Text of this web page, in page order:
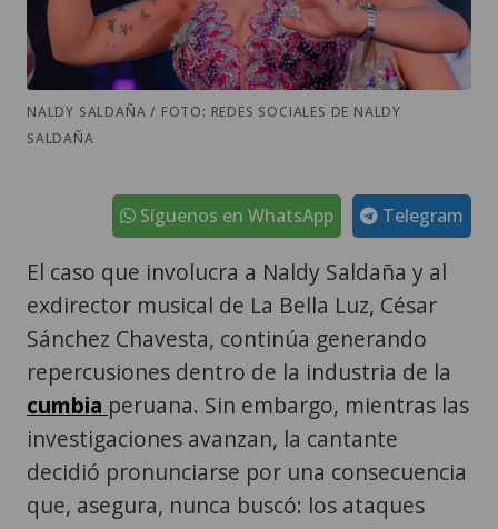
NALDY SALDAÑA / FOTO: REDES SOCIALES DE NALDY
SALDAÑA
El caso que involucra a Naldy Saldaña y al
exdirector musical de La Bella Luz, César
Sánchez Chavesta, continúa generando
repercusiones dentro de la industria de la
cumbiaperuana. Sin embargo, mientras las
investigaciones avanzan, la cantante
decidió pronunciarse por una consecuencia
que, asegura, nunca buscó: los ataques
contra sus antiguas compañeras de
agrupación.